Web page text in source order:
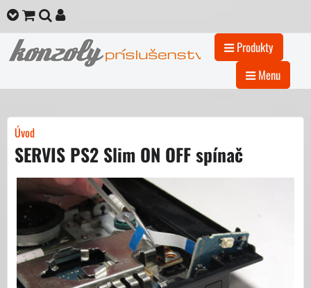
Produkty
Menu
Úvod
SERVIS PS2 Slim ON OFF spínač